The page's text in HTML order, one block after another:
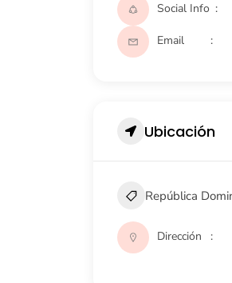
Social Info
Email
Ubicación
República
Dirección